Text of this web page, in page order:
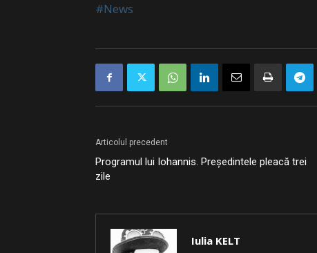
#News
Articolul precedent
Programul lui Iohannis. Președintele pleacă trei
zile
Iulia KELT